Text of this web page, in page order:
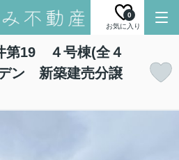
お気に入り
0
第19 ４号棟(全４
ン 新築建売分譲